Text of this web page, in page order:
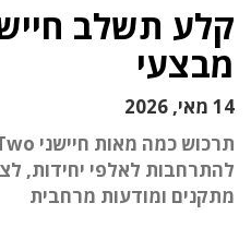
מבצעי
14 מאי, 2026
להתרחבות לאלפי יחידות,
מתקנים ומודעות מרחבית